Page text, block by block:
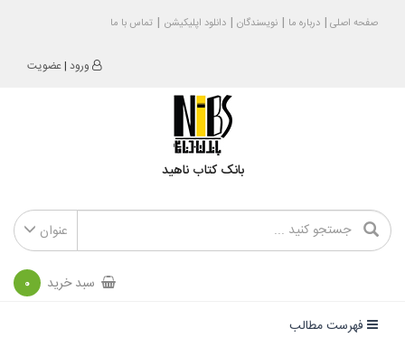
صفحه اصلی درباره ما نویسندگان دانلود اپلیکیشن تماس با ما
ورود |عضویت
بانک کتاب ناهید
عنوان
سبد خرید 0
فهرست مطالب